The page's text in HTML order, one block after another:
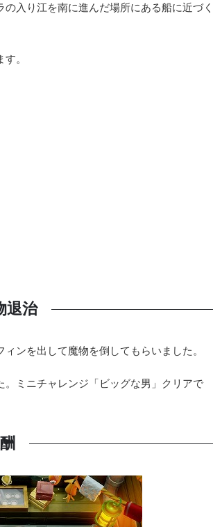
入り江を南に進んだ場所にある船に近づく
。
退治
ンを出して魔物を倒してもらいました。
ミニチャレンジ「ビッグな男」クリアで